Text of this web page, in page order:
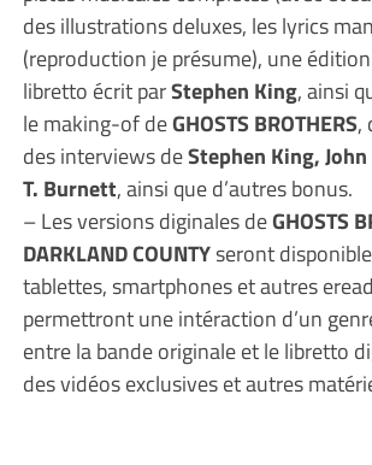
des illustrations deluxes, les lyrics
(reproduction je présume), une
libretto écrit parStephen King, ainsi
le making-of deGHOSTS BROTHERS,
des interviews deStephen King,
T. Burnett, ainsi que d’autres bonus.
– Les versions diginales deGHOSTS
DARKLAND COUNTYseront
tablettes, smartphones et autres
permettront une intéraction d’un
entre la bande originale et le libretto
des vidéos exclusives et autres